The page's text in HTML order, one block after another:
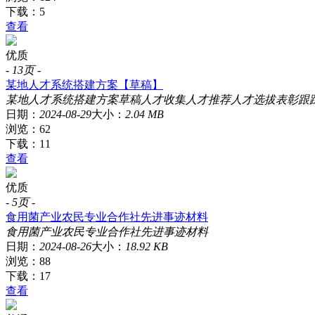
下载：5
查看
优质
- 13页-
某地人才系统搭建方案【草稿】
某地人才系统搭建方案草稿人才收集人才推荐人才选拔表彰跟
日期： 2024-08-29大小： 2.04 MB
浏览：62
下载：11
查看
优质
- 5页-
食用菌产业农民专业合作社先进事迹材料
食用菌产业农民专业合作社先进事迹材料
日期： 2024-08-26大小： 18.92 KB
浏览：88
下载：17
查看